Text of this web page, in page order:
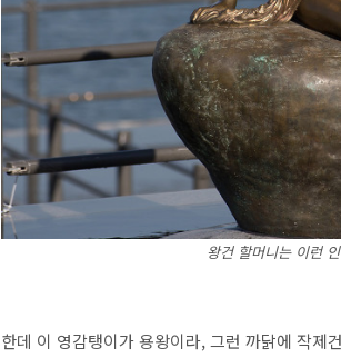
왕건 할머니는 이런
한데 이 영감탱이가 용왕이라, 그런 까닭에 작제